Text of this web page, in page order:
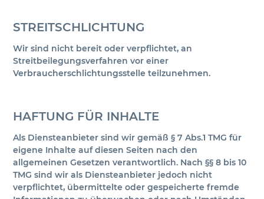
STREITSCHLICHTUNG
Wir sind nicht bereit oder verpflichtet, an
Streitbeilegungsverfahren vor einer
Verbraucherschlichtungsstelle teilzunehmen.
HAFTUNG FÜR INHALTE
Als Diensteanbieter sind wir gemäß § 7 Abs.1 TMG für
eigene Inhalte auf diesen Seiten nach den
allgemeinen Gesetzen verantwortlich. Nach §§ 8 bis 10
TMG sind wir als Diensteanbieter jedoch nicht
verpflichtet, übermittelte oder gespeicherte fremde